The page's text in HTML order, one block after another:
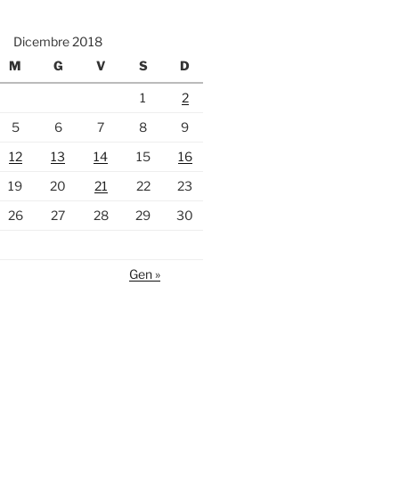
Dicembre 2018
M
G V S D
1
2
5
6 7 8
9
12
13 14 15
16
19
20 21 22
23
26
27 28 29 30
Gen »